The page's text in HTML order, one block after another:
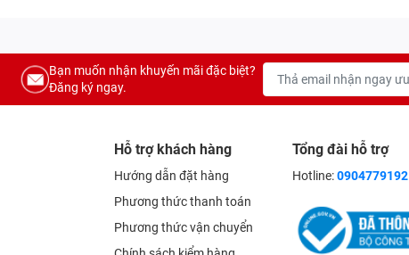
Bạn muốn nhận khuyến mãi đặc biệt?
Đăng ký ngay.
Hỗ trợ khách hàng
Hướng dẫn đặt hàng
Phương thức thanh toán
Phương thức vận chuyển
Tổng đài hỗ trợ
Hotline:0904779192